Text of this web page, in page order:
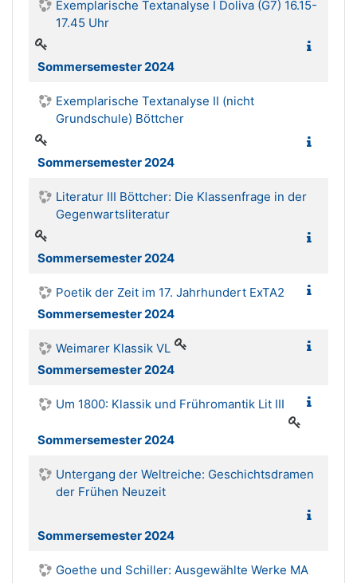
Exemplarische Textanalyse I Doliva (G7) 16.15-
17.45 Uhr
Sommersemester 2024
Exemplarische Textanalyse II (nicht
Grundschule) Böttcher
Sommersemester 2024
Literatur III Böttcher: Die Klassenfrage in der
Gegenwartsliteratur
Sommersemester 2024
Poetik der Zeit im 17. Jahrhundert ExTA2
Sommersemester 2024
Weimarer Klassik VL
Sommersemester 2024
Um 1800: Klassik und Frühromantik Lit III
Sommersemester 2024
Untergang der Weltreiche: Geschichtsdramen
der Frühen Neuzeit
Sommersemester 2024
Goethe und Schiller: Ausgewählte Werke MA